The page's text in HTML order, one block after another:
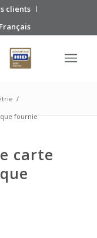
clients
Français
/
fournie
carte